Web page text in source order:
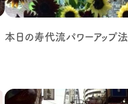
本日の寿代流パワーアップ法